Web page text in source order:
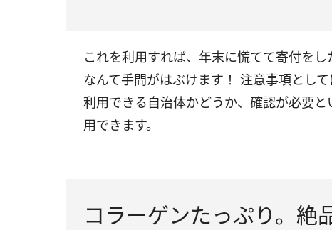
これを利用すれば、年末に慌てて寄付を
なんて手間がはぶけます！ 注意事項とし
利用できる自治体かどうか、確認が必要
用できます。
コラーゲンたっぷり。絶